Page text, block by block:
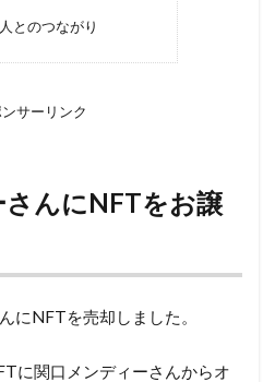
とのつながり
ンサーリンク
んにNFTをお譲
にNFTを売却しました。
に関口メンディーさんからオ